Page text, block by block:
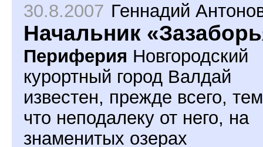
30.8.2007 Геннадий
Начальник
Периферия Новгородский
курортный город Валдай
известен, прежде всего,
что неподалеку от него, на
знаменитых озерах